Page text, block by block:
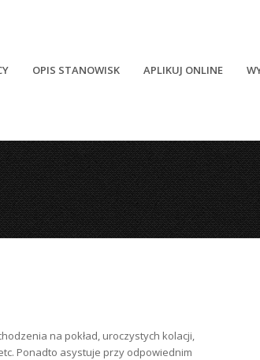
OPIS STANOWISK APLIKUJ ONLINE
na pokład, uroczystych kolacji,
Ponadto asystuje przy odpowiednim